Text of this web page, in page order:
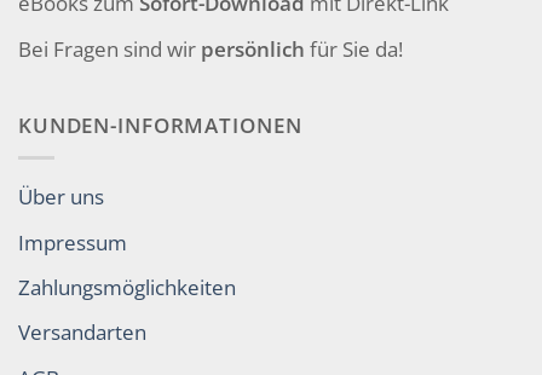
Bei Fragen sind wir persönlich für Sie da!
KUNDEN-INFORMATIONEN
Über uns
Impressum
Zahlungsmöglichkeiten
Versandarten